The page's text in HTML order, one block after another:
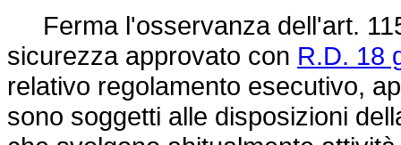
Ferma l'osservanza dell'art.
sicurezza approvato con R.D. 18
relativo regolamento esecutivo,
sono soggetti alle disposizioni